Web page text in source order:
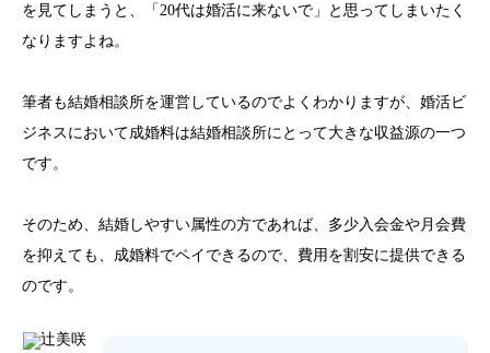
を見てしまうと、「20代は婚活に来ないで」と思ってしまいたく
なりますよね。
筆者も結婚相談所を運営しているのでよくわかりますが、婚活ビ
ジネスにおいて成婚料は結婚相談所にとって大きな収益源の一つ
です。
そのため、結婚しやすい属性の方であれば、多少入会金や月会費
を抑えても、成婚料でペイできるので、費用を割安に提供できる
のです。